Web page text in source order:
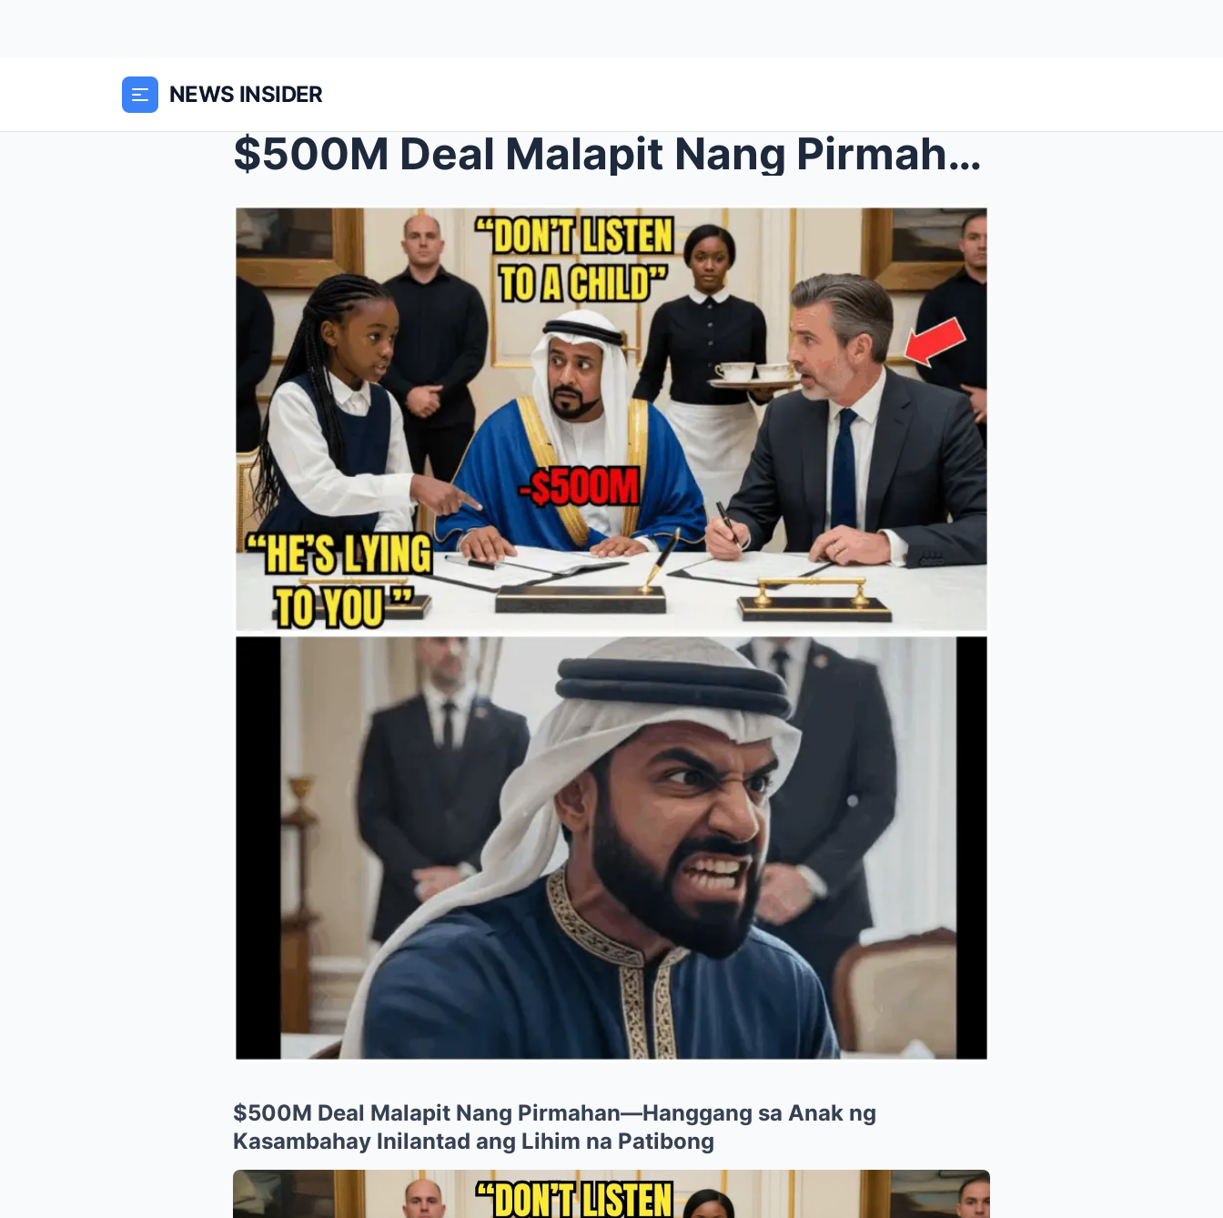
NEWS INSIDER
$500M Deal Malapit Nang Pirmahan—Hanggang sa Anak ...
$500M Deal Malapit Nang Pirmahan—Hanggang sa Anak ng
Kasambahay Inilantad ang Lihim na Patibong